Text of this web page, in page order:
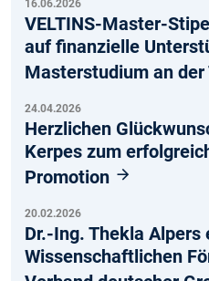
16.06.2026
VELTINS-Master-
auf finanzielle
Masterstudium an der
24.04.2026
Herzlichen
Kerpes zum
Promotion
20.02.2026
Dr.-Ing. Thekla Alpers
Wissenschaftlichen